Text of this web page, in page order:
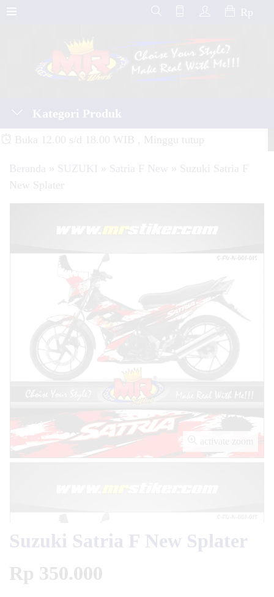
Rp
Kategori Produk
Buka 12.00 s/d 18.00 WIB , Minggu tutup
Beranda » SUZUKI » Satria F New » Suzuki Satria F
New Splater
activate zoom
Suzuki Satria F New Splater
Rp 350.000